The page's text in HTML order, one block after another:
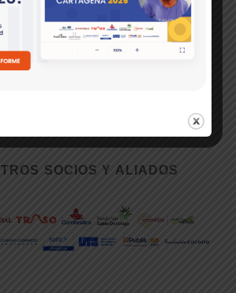
Temas:
SOCIOS Y ALIADOS